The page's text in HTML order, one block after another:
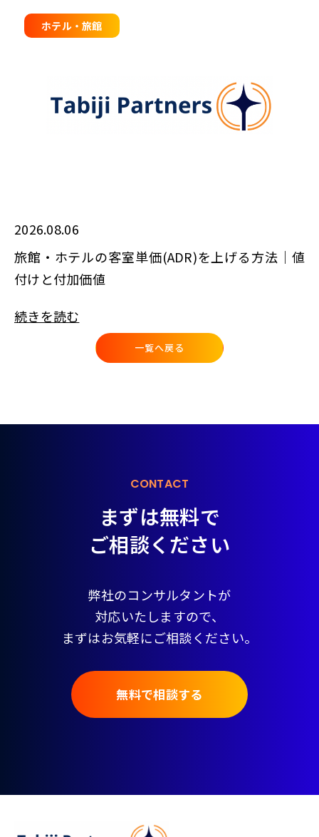
ホテル・旅館
2026.08.06
旅館・ホテルの客室単価(ADR)を上げる方法｜値
付けと付加価値
続きを読む
一覧へ戻る
CONTACT
まずは無料で
ご相談ください
弊社のコンサルタントが
対応いたしますので、
まずはお気軽にご相談ください。
無料で相談する